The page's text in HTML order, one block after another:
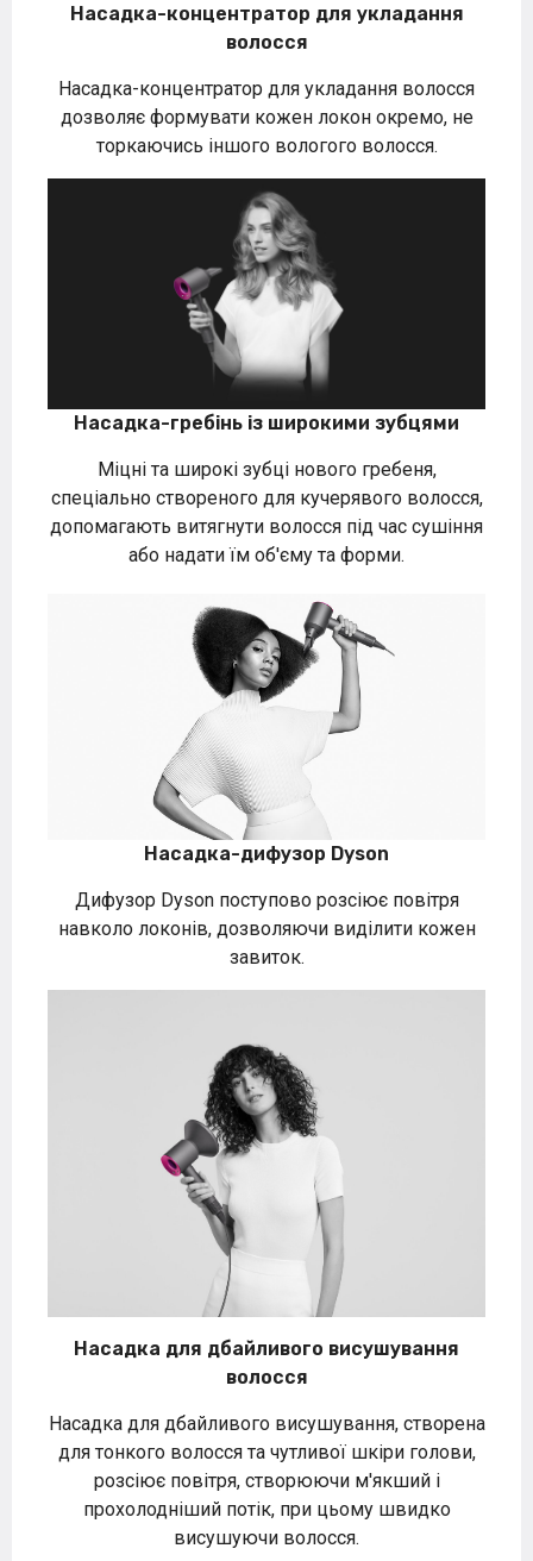
Насадка-концентратор для укладання
волосся
Насадка-концентратор для укладання волосся
дозволяє формувати кожен локон окремо, не
торкаючись іншого вологого волосся.
Насадка-гребінь із широкими зубцями
Міцні та широкі зубці нового гребеня,
спеціально створеного для кучерявого волосся,
допомагають витягнути волосся під час сушіння
або надати їм об'єму та форми.
Насадка-дифузор Dyson
Дифузор Dyson поступово розсіює повітря
навколо локонів, дозволяючи виділити кожен
завиток.
Насадка для дбайливого висушування
волосся
Насадка для дбайливого висушування, створена
для тонкого волосся та чутливої шкіри голови,
розсіює повітря, створюючи м'якший і
прохолодніший потік, при цьому швидко
висушуючи волосся.